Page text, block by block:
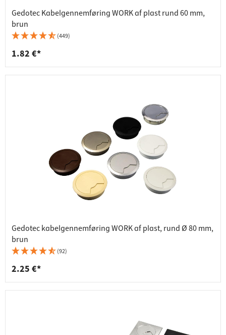
Gedotec Kabelgennemføring WORK af plast rund 60 mm,
brun
(449)
1.82 €*
Gedotec kabelgennemføring WORK af plast, rund Ø 80 mm,
brun
(92)
2.25 €*